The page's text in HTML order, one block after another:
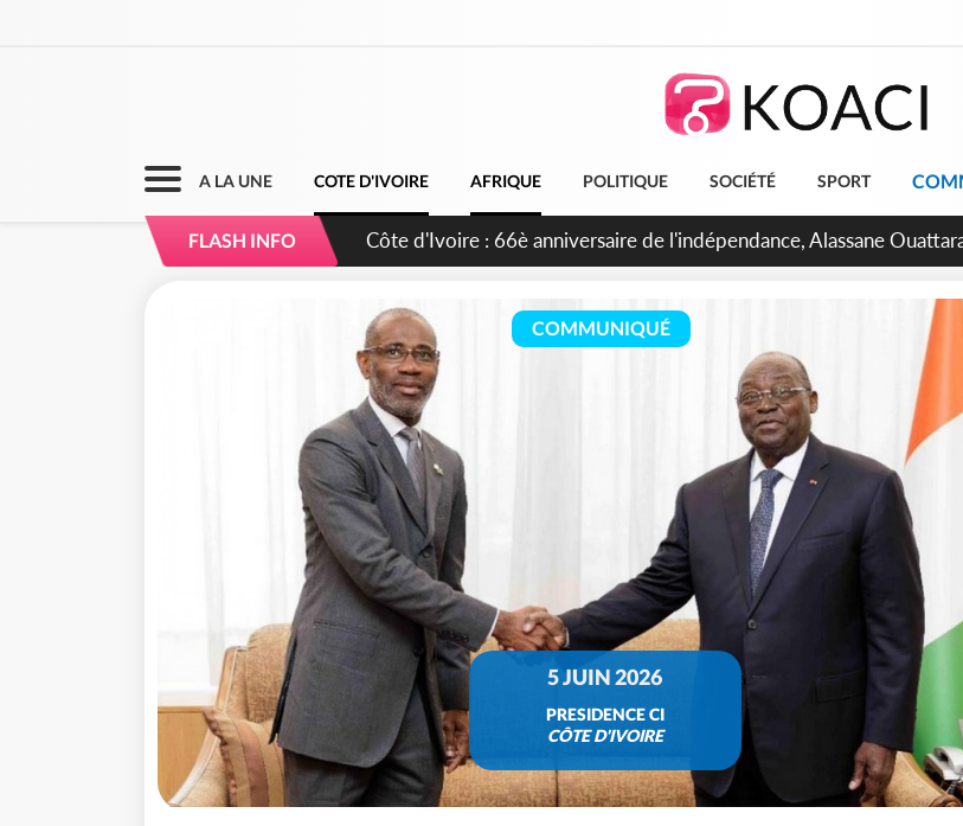
A LA UNE COTE D'IVOIRE AFRIQUE POLITIQUE SOCIÉTÉ SPORT
FLASH INFO
Côte d'Ivoire : À Abidjan, Amadou Oury Bah admire le modèle
COMMUNIQUÉ
5 JUIN 2026
PRESIDENCE CI
CÔTE D'IVOIRE